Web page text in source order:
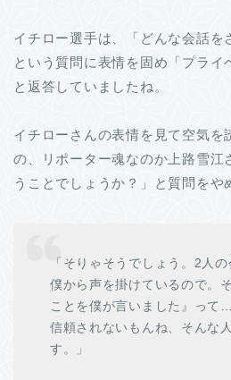
イチロー選手は、「どんな会話を
という質問に表情を固め「プライ
と返答していましたね。
イチローさんの表情を見て空気を
の、リポーター魂なのか上路雪江
うことでしょうか？」と質問をや
「そりゃそうでしょう。2人
僕から声を掛けているので。
ことを僕が言いました』って
信頼されないもんね、そんな
す。」